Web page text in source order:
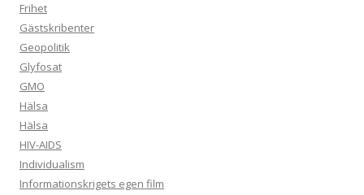
Frihet
Gästskribenter
Geopolitik
Glyfosat
GMO
Hälsa
Hälsa
HIV-AIDS
Individualism
Informationskrigets egen film